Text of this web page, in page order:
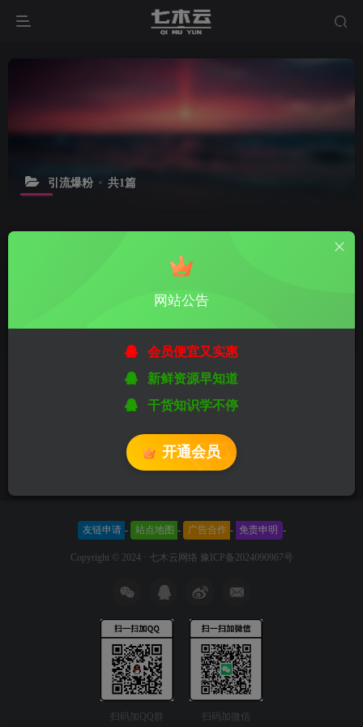
引流爆粉 共1篇
抖音快速涨粉技巧攻略
友链申请 - 站点地图 - 广告合作 - 免责申明 -
Copyright © 2024 · 七木云网络 豫ICP备2024090967号
扫码加QQ群 扫码加微信
网站公告
会员便宜又实惠
新鲜资源早知道
干货知识学不停
开通会员